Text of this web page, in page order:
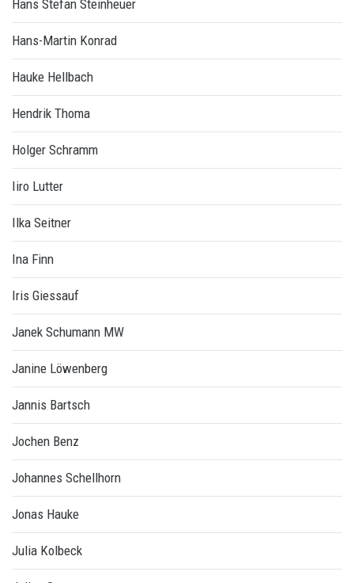
Hans Stefan Steinheuer
Hans-Martin Konrad
Hauke Hellbach
Hendrik Thoma
Holger Schramm
Iiro Lutter
Ilka Seitner
Ina Finn
Iris Giessauf
Janek Schumann MW
Janine Löwenberg
Jannis Bartsch
Jochen Benz
Johannes Schellhorn
Jonas Hauke
Julia Kolbeck